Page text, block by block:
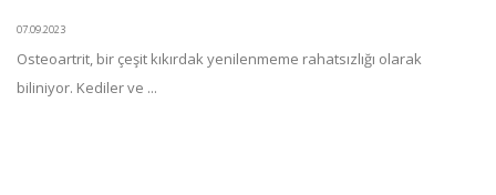
07.09.2023
Osteoartrit, bir çeşit kıkırdak yenilenmeme rahatsızlığı olarak
biliniyor. Kediler ve ...